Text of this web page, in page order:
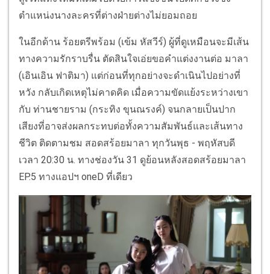
ตำแหน่งนางละครที่ต่างฝ่ายต่างไม่ยอมถอย
ในอีกด้าน ร้อยตรีพร้อม (เข้ม หัสวีร์) ผู้ที่ดูเหมือนจะมีเส้น
ทางความรักราบรื่น ตัดสินใจเอ่ยขอคำแต่งงานต่อ มาลา
(เอินเอิน ฟาติมา) แต่ก่อนที่ทุกอย่างจะดำเนินไปอย่างที่
หวัง กลับเกิดเหตุไม่คาดคิด เมื่อความขัดแย้งระหว่างเขา
กับ ท่านชายราม (กระทิง ขุนณรงค์) จนกลายเป็นปาก
เสียงที่อาจส่งผลกระทบต่อทั้งความสัมพันธ์และเส้นทาง
ชีวิต ติดตามชม สอดสร้อยมาลา ทุกวันพุธ - พฤหัสบดี
เวลา 20:30 น. ทางช่องวัน 31 ดูย้อนหลังสอดสร้อยมาลา
EP.5 ทางแอปฯ oneD ที่เดียว